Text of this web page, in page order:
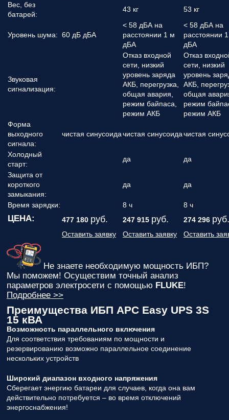
Вес, без
батарей:
43 кг 53 кг
Уровень шума: 60 дБ дБА
< 58 дБА на
расстоянии 1 м
дБА
< 58 дБА на
расстоянии
дБА
Звуковая
сигнализация:
Отказ входной
сети, низкий
уровень заряда
АКБ, перегрузка,
общая авария,
режим байпаса,
режим АКБ
Отказ
сети, низкий
уровень
АКБ,
общая
режим
режим АКБ
Форма
выходного
сигнала:
чистая синусоидачистая синусоидачистая
Холодный
старт:
да
да
Защита от
короткого
замыкания:
да да
Время зарядки: 8 ч 8 ч
ЦЕНА: 477 180 руб. 247 915 руб. 274 296 руб.
Оставить заявку Оставить заявку Оставить
Не знаете необходимую мощность ИБП?
Мы поможем! Осуществим точный анализ
параметров электросети с помощью FLUKE!
Подробнее >>
Преимущества ИБП APC Easy UPS 3S
15 кВА
Возможность параллельного включения
Для соответствия требованиям по мощности и
резервированию возможно параллельное соединение
нескольких устройств
Широкий диапазон входного напряжения
Сберегает энергию батареи для случаев, когда она вам
действительно потребуется – во время отключений
энергоснабжения!